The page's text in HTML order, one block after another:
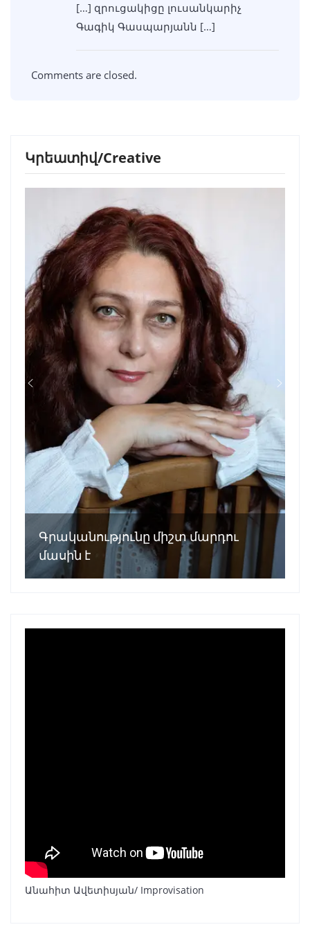
[…] զրուցակիցը լուսանկարիչ
Գագիկ Գասպարյանն […]
Comments are closed.
Կրեատիվ/Creative
Գրականությունը միշտ մարդու
մասին է
Անահիտ Ավետիսյան/ Improvisation